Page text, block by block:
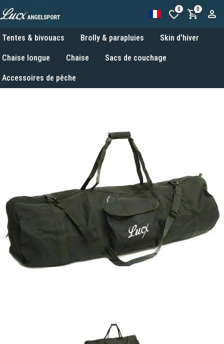
0 0
Tentes & bivouacs Brolly & parapluies Skin d'hiver
Chaise longue Chaise Sacs de couchage
Accessoires de pêche